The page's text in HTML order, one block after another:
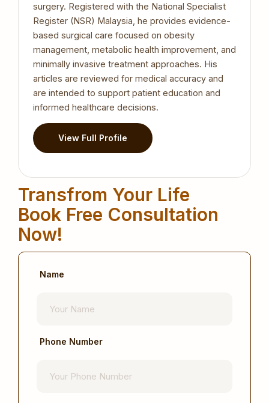
surgery. Registered with the National Specialist
Register (NSR) Malaysia, he provides evidence-
based surgical care focused on obesity
management, metabolic health improvement, and
minimally invasive treatment approaches. His
articles are reviewed for medical accuracy and
are intended to support patient education and
informed healthcare decisions.
View Full Profile
Transfrom Your Life
Book Free Consultation
Now!
Name
Phone Number